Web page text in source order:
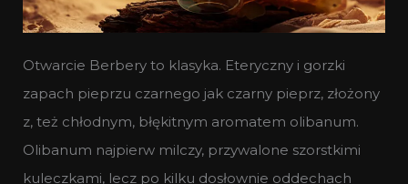
Otwarcie Berbery to klasyka. Eteryczny i gorzki
zapach pieprzu czarnego jak czarny pieprz, złożony
z, też chłodnym, błękitnym aromatem olibanum.
Olibanum najpierw milczy, przywalone szorstkimi
kuleczkami, lecz po kilku dosłownie oddechach